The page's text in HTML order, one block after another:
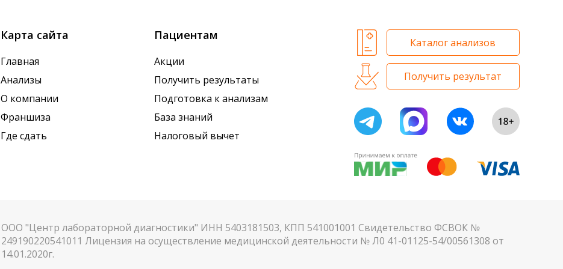
Карта сайта
Главная
Анализы
О компании
Франшиза
Где сдать
Пациентам
Акции
Получить результаты
Подготовка к анализам
База знаний
Налоговый вычет
Каталог анализов
Получить результат
ООО "Центр лабораторной диагностики" ИНН 5403181503, КПП 541001001 Свидетельство ФСВОК №
249190220541011 Лицензия на осуществление медицинской деятельности № Л0 41-01125-54/00561308 от
14.01.2020г.